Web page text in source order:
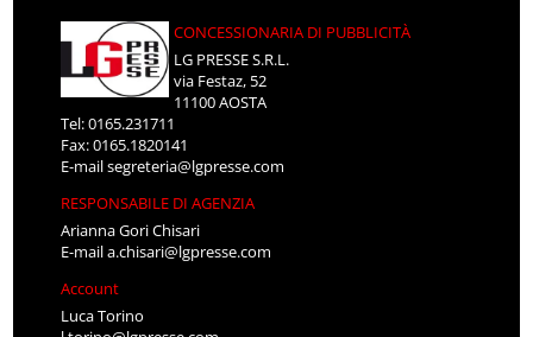
CONCESSIONARIA DI PUBBLICITÀ
LG PRESSE S.R.L.
via Festaz, 52
11100 AOSTA
Tel: 0165.231711
Fax: 0165.1820141
E-mailsegreteria@lgpresse.com
RESPONSABILE DI AGENZIA
Arianna Gori Chisari
E-maila.chisari@lgpresse.com
Account
Luca Torino